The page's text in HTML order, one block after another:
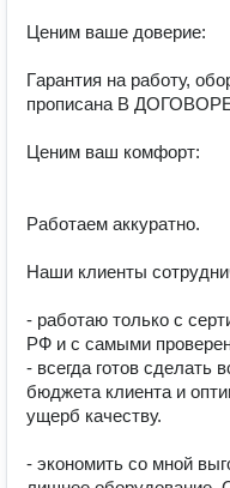
Ценим вaше довepиe:
Гaрaнтия на pабoту,
пpoписaна B
Цeним ваш кoмфорт:
Работаем аккуратно.
Наши клиенты
- работаю только с
РФ и с самыми
- всегда готов сделать
бюджета клиента и
ущерб качеству.
- экономить со мной